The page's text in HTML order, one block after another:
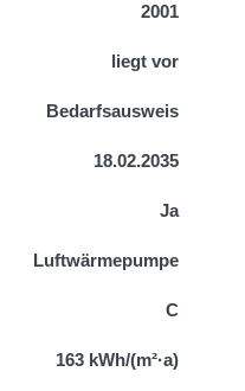
2001
liegt vor
Bedarfsausweis
18.02.2035
Ja
Luftwärmepumpe
C
163 kWh/(m²·a)